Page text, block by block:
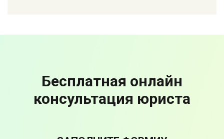
Бесплатная онлайн
консультация юриста